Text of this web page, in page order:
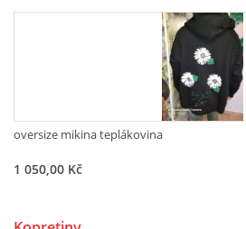
RECEPT NA ŠŤASTNÝ DEN- DNY- ŽIVOT
oversize mikina teplákovina
1 050,00 Kč